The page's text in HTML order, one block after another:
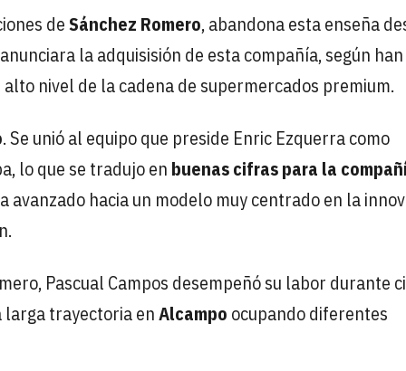
deSánchez Romero, abandona esta enseña
la adquisisión de esta compañía, según han
nivel de la cadena de supermercados premium.
. Se unió al equipo que preside Enric Ezquerra como
lo que se tradujo en buenas cifras para la
avanzado hacia un modelo muy centrado en la
Pascual Campos desempeñó su labor durante
trayectoria enAlcampo ocupando diferentes